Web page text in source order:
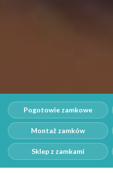
Pogotowie zamkowe
Montaż zamków
Sklep z zamkami